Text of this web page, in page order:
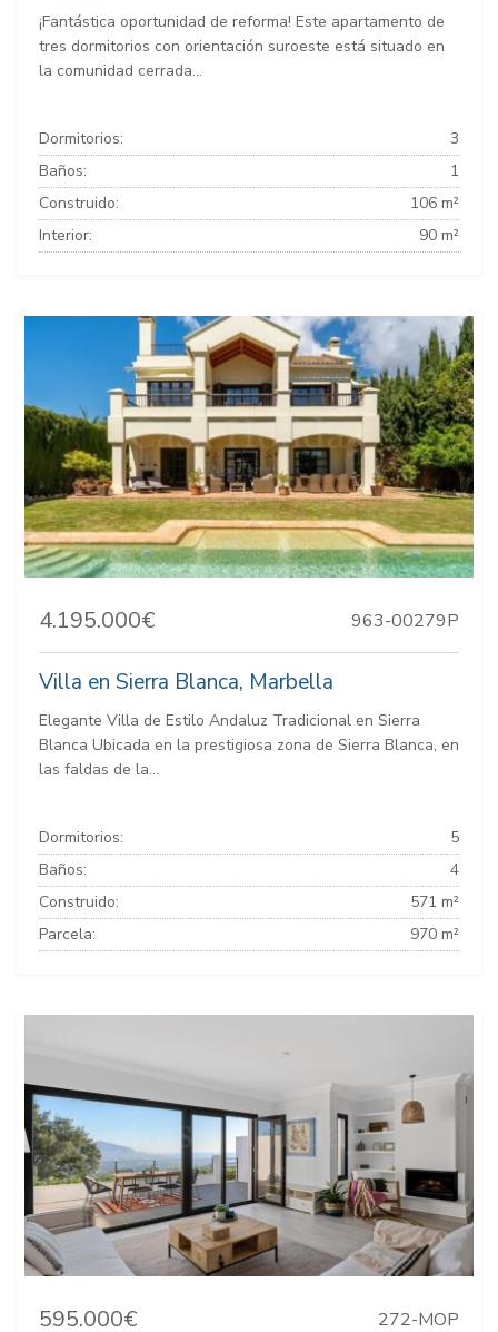
¡Fantástica oportunidad de reforma! Este apartamento de
tres dormitorios con orientación suroeste está situado en
la comunidad cerrada...
Dormitorios:
3
Baños:
1
Construido:
106 m²
Interior:
90 m²
4.195.000€ 963-00279P
Villa en Sierra Blanca, Marbella
Elegante Villa de Estilo Andaluz Tradicional en Sierra
Blanca Ubicada en la prestigiosa zona de Sierra Blanca, en
las faldas de la...
Dormitorios:
5
Baños:
4
Construido:
571 m²
Parcela:
970 m²
595.000€ 272-MOP